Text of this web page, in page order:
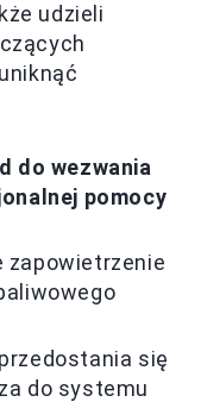
udzieli
do wezwania
pomocy
zapowietrzenie
się
do systemu